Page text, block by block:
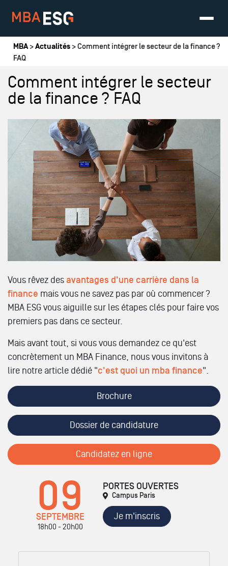
Vous êtes ici
MBA>Actualités > Comment intégrer le secteur de la finance ?
FAQ
Comment intégrer le secteur
de la finance ? FAQ
Vous rêvez des avantages d'une carrière dans la
finance mais vous ne savez pas par où commencer ?
MBA ESG vous aiguille sur les étapes clés pour faire vos
premiers pas dans ce secteur.
Mais avant tout, si vous vous demandez ce qu'est
concrètement un MBA Finance, nous vous invitons à
lire notre article dédié "c'est quoi un mba finance".
Brochure
Dossier de candidature
Candidatez en ligne
09
SEPTEMBRE
18h00 - 20h00
PORTES OUVERTES
Campus Paris
Je m'inscris